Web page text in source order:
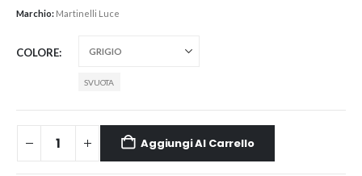
Marchio: Martinelli Luce
COLORE
SVUOTA
Aggiungi Al Carrello